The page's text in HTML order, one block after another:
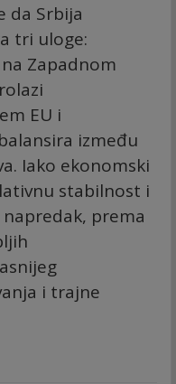
da Srbija
tri uloge:
Zapadnom
EU i
između
Iako ekonomski
stabilnost i
prema
i trajne